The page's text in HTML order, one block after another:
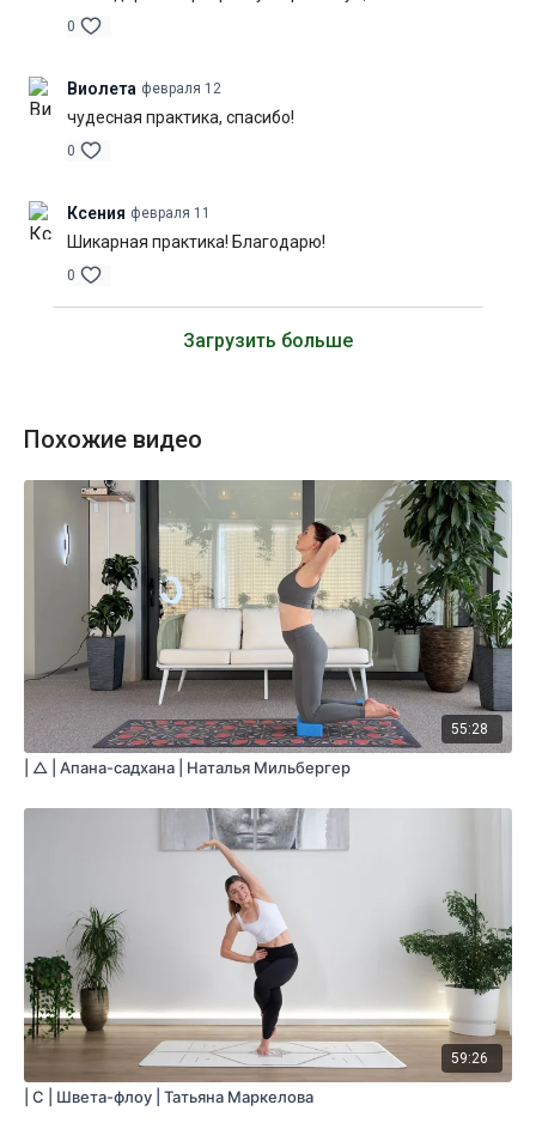
0
Виолета февраля 12
чудесная практика, спасибо!
0
Ксения февраля 11
Шикарная практика! Благодарю!
0
Загрузить больше
Похожие видео
55:28
| △ | Апана-садхана | Наталья Мильбергер
59:26
| C | Швета-флоу | Татьяна Маркелова